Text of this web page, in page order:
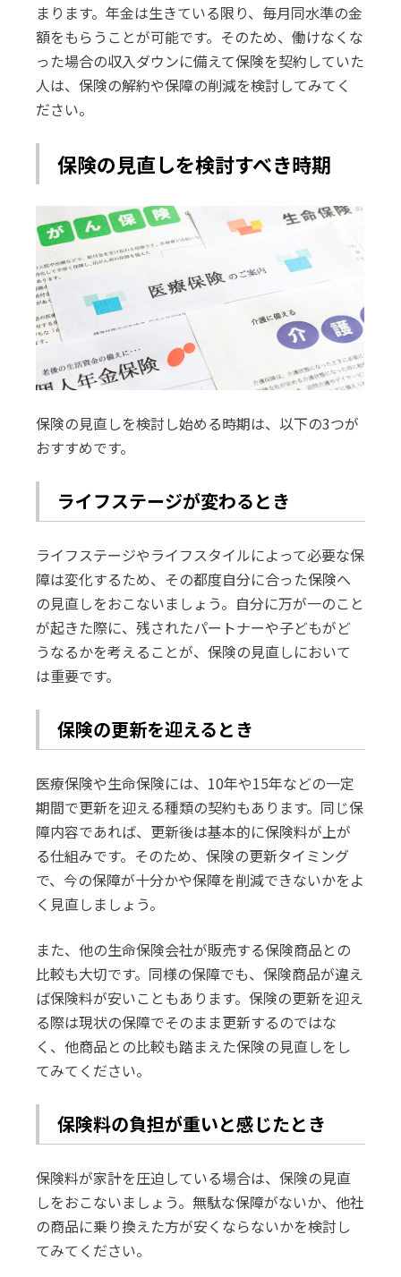
まります。年金は生きている限り、毎月同水準の金
額をもらうことが可能です。そのため、働けなくな
った場合の収入ダウンに備えて保険を契約していた
人は、保険の解約や保障の削減を検討してみてく
ださい。
保険の見直しを検討すべき時期
保険の見直しを検討し始める時期は、以下の3つが
おすすめです。
ライフステージが変わるとき
ライフステージやライフスタイルによって必要な保
障は変化するため、その都度自分に合った保険へ
の見直しをおこないましょう。自分に万が一のこと
が起きた際に、残されたパートナーや子どもがど
うなるかを考えることが、保険の見直しにおいて
は重要です。
保険の更新を迎えるとき
医療保険や生命保険には、10年や15年などの一定
期間で更新を迎える種類の契約もあります。同じ保
障内容であれば、更新後は基本的に保険料が上が
る仕組みです。そのため、保険の更新タイミング
で、今の保障が十分かや保障を削減できないかをよ
く見直しましょう。
また、他の生命保険会社が販売する保険商品との
比較も大切です。同様の保障でも、保険商品が違え
ば保険料が安いこともあります。保険の更新を迎え
る際は現状の保障でそのまま更新するのではな
く、他商品との比較も踏まえた保険の見直しをし
てみてください。
保険料の負担が重いと感じたとき
保険料が家計を圧迫している場合は、保険の見直
しをおこないましょう。無駄な保障がないか、他社
の商品に乗り換えた方が安くならないかを検討し
てみてください。